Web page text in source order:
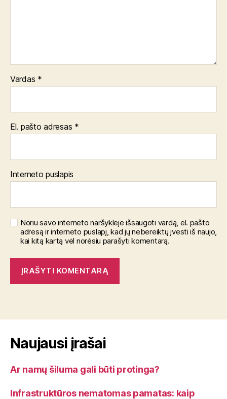
Vardas *
El. pašto adresas *
Interneto puslapis
Noriu savo interneto naršyklėje išsaugoti vardą, el. pašto
adresą ir interneto puslapį, kad jų nebereiktų įvesti iš naujo,
kai kitą kartą vėl norėsiu parašyti komentarą.
Naujausi įrašai
Ar namų šiluma gali būti protinga?
Infrastruktūros nematomas pamatas: kaip